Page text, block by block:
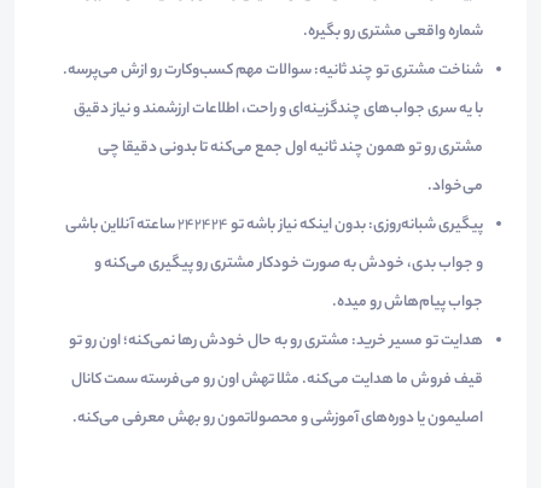
شماره واقعی مشتری رو بگیره.
شناخت مشتری تو چند ثانیه:سوالات مهم کسب‌وکارت رو ازش می‌پرسه.
با یه سری جواب‌های چندگزینه‌ای و راحت، اطلاعات ارزشمند و نیاز دقیق
مشتری رو تو همون چند ثانیه اول جمع می‌کنه تا بدونی دقیقا چی
می‌خواد.
پیگیری شبانه‌روزی:بدون اینکه نیاز باشه تو ۲۴۲۴۲۴
ساعته آنلاین باشی
و جواب بدی، خودش به صورت خودکار مشتری رو پیگیری می‌کنه و
جواب پیام‌هاش رو میده.
هدایت تو مسیر خرید:مشتری رو به حال خودش رها نمی‌کنه؛ اون رو تو
قیف فروش ما هدایت می‌کنه. مثلا تهش اون رو می‌فرسته سمت کانال
اصلیمون یا دوره‌های آموزشی و محصولاتمون رو بهش معرفی می‌کنه.